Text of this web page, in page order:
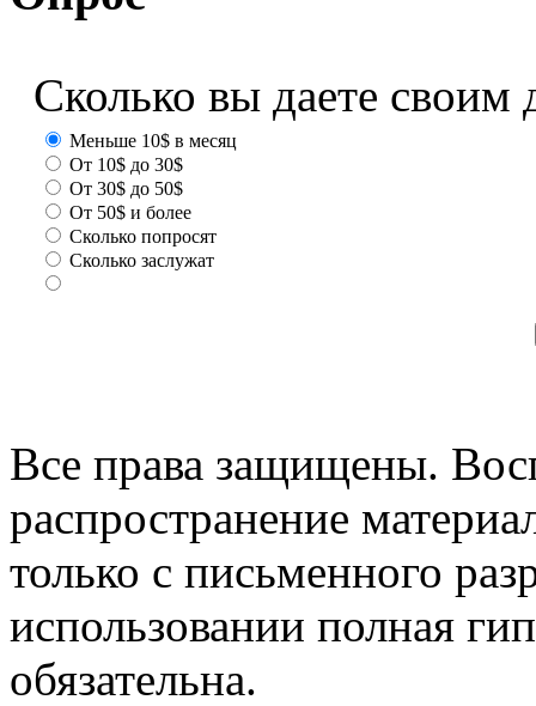
Сколько вы даете своим
Меньше 10$ в месяц
От 10$ до 30$
От 30$ до 50$
От 50$ и более
Сколько попросят
Сколько заслужат
Все права защищены.
распространение
только с письменного
использовании полная
обязательна.